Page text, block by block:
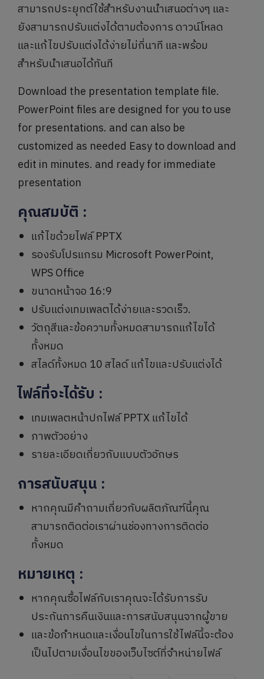
สามารถประยุกต์ใช้สำหรับงานนำเสนอต่างๆ และ
ยังสามารถปรับแต่งได้ตามต้องการ ดาวน์โหลด
และแก้ไขปรับแต่งได้ง่ายไม่กี่นาที และพร้อม
สำหรับนำเสนอได้ทันที
Download the presentation template file.
PowerPoint files are designed for you to use
for presentations. and can also be
customized as needed Easy to download and
edit in minutes. and ready for immediate
presentation
คุณสมบัติ :
แก้ไขด้วยไฟล์ PPTX
รองรับโปรแกรม Microsoft PowerPoint,
WPS Office
ขนาดหน้าจอ 16:9
ปรับแต่งเทมเพลตได้ง่ายและรวดเร็ว.
วัตถุสีและข้อความทั้งหมดสามารถแก้ไขได้
ทั้งหมด
สไลด์ทั้งหมด 10 สไลด์ แก้ไขและปรับแต่งได้
ไฟล์ที่จะได้รับ :
เทมเพลตหน้าปกไฟล์ PPTX แก้ไขได้
ภาพตัวอย่าง
รายละเอียดเกี่ยวกับแบบตัวอักษร
การสนับสนุน :
หากคุณมีคำถามเกี่ยวกับผลิตภัณฑ์นี้คุณ
สามารถติดต่อเราผ่านช่องทางการติดต่อ
ทั้งหมด
หมายเหตุ :
หากคุณซื้อไฟล์กับเราคุณจะได้รับการรับ
ประกันการคืนเงินและการสนับสนุนจากผู้ขาย
และข้อกำหนดและเงื่อนไขในการใช้ไฟล์นี้จะต้อง
เป็นไปตามเงื่อนไขของเว็บไซต์ที่จำหน่ายไฟล์